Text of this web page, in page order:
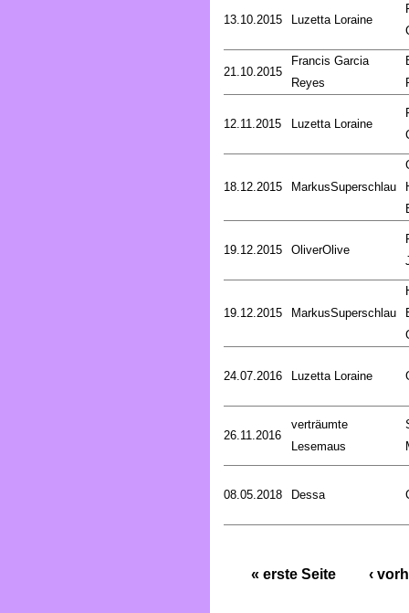
13.10.2015 Luzetta Loraine
21.10.2015
Francis Garcia
Reyes
12.11.2015 Luzetta Loraine
18.12.2015 MarkusSuperschlau
19.12.2015 OliverOlive
19.12.2015 MarkusSuperschlau
24.07.2016 Luzetta Loraine
26.11.2016
verträumte
Lesemaus
08.05.2018 Dessa
« erste Seite ‹